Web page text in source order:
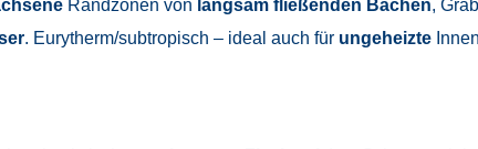
Randzonen von langsam fließenden Bächen,
. Eurytherm/subtropisch – ideal auch für ungeheizte